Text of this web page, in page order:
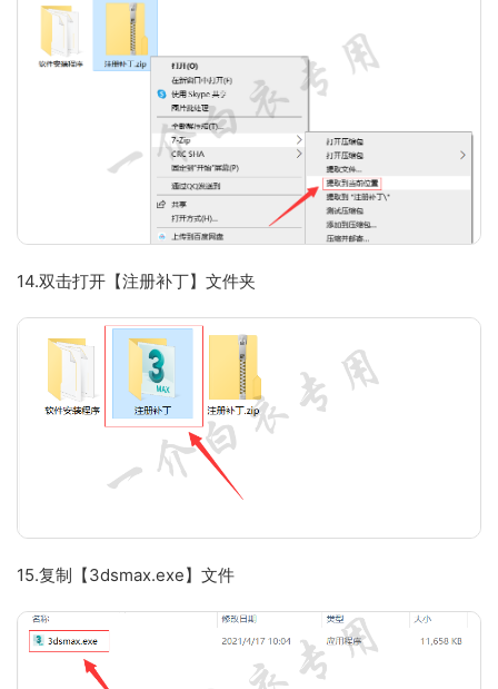
14.双击打开【注册补丁】文件夹
15.复制【3dsmax.exe】文件